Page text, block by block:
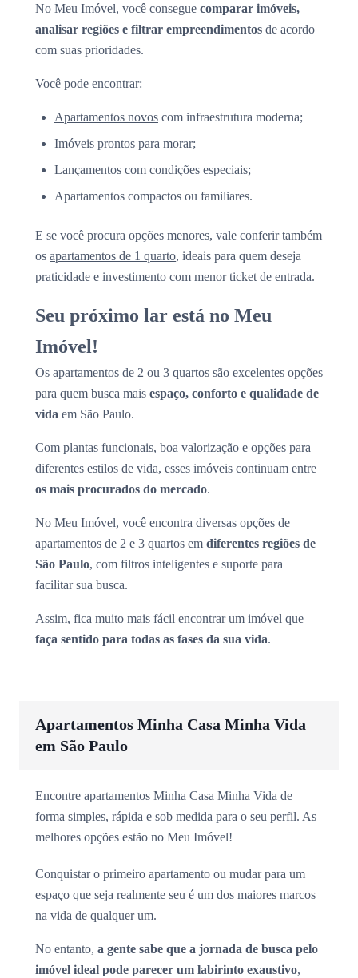
No Meu Imóvel, você consegue comparar imóveis,
analisar regiões e filtrar empreendimentos de acordo
com suas prioridades.
Você pode encontrar:
Apartamentos novos com infraestrutura moderna;
Imóveis prontos para morar;
Lançamentos com condições especiais;
Apartamentos compactos ou familiares.
E se você procura opções menores, vale conferir também
os apartamentos de 1 quarto, ideais para quem deseja
praticidade e investimento com menor ticket de entrada.
Seu próximo lar está no Meu
Imóvel!
Os apartamentos de 2 ou 3 quartos são excelentes opções
para quem busca mais espaço, conforto e qualidade de
vida em São Paulo.
Com plantas funcionais, boa valorização e opções para
diferentes estilos de vida, esses imóveis continuam entre
os mais procurados do mercado.
No Meu Imóvel, você encontra diversas opções de
apartamentos de 2 e 3 quartos em diferentes regiões de
São Paulo, com filtros inteligentes e suporte para
facilitar sua busca.
Assim, fica muito mais fácil encontrar um imóvel que
faça sentido para todas as fases da sua vida.
Apartamentos Minha Casa Minha Vida
em São Paulo
Encontre apartamentos Minha Casa Minha Vida de
forma simples, rápida e sob medida para o seu perfil. As
melhores opções estão no Meu Imóvel!
Conquistar o primeiro apartamento ou mudar para um
espaço que seja realmente seu é um dos maiores marcos
na vida de qualquer um.
No entanto, a gente sabe que a jornada de busca pelo
imóvel ideal pode parecer um labirinto exaustivo,